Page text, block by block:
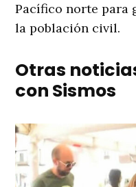
Pacífico norte para
la población civil.
Otras
con Sismos